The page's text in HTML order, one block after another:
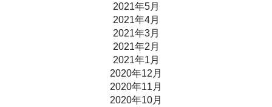
2021年5月
2021年4月
2021年3月
2021年2月
2021年1月
2020年12月
2020年11月
2020年10月